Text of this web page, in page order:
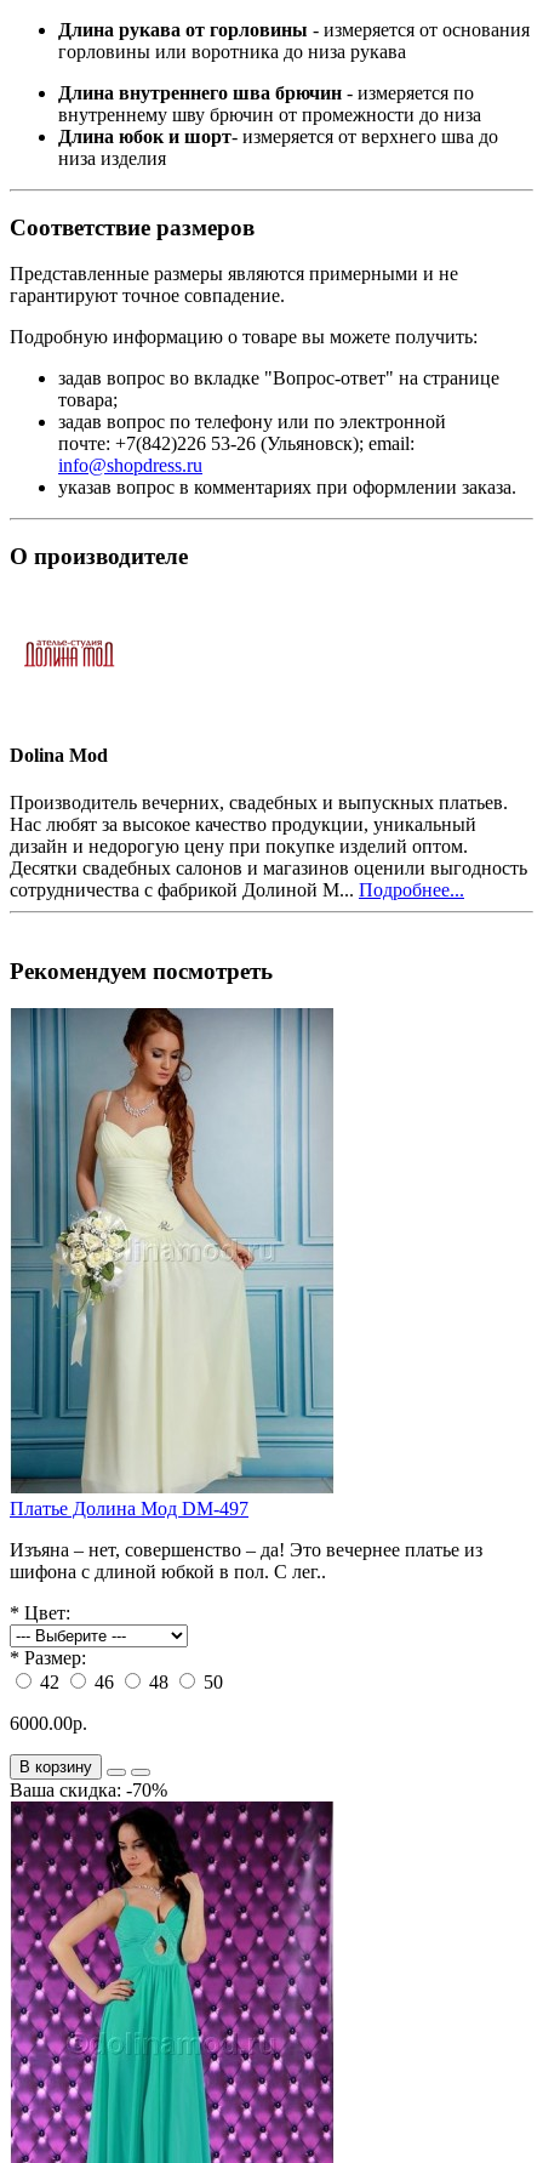
Длина рукава от горловины - измеряется от основания
горловины или воротника до низа рукава
Длина внутреннего шва брючин - измеряется по
внутреннему шву брючин от промежности до низа
Длина юбок и шорт- измеряется от верхнего шва до
низа изделия
Соответствие размеров
Представленные размеры являются примерными и не
гарантируют точное совпадение.
Подробную информацию о товаре вы можете получить:
задав вопрос во вкладке "Вопрос-ответ" на странице
товара;
задав вопрос по телефону или по электронной
почте: +7(842)226 53-26 (Ульяновск); email:
info@shopdress.ru
указав вопрос в комментариях при оформлении заказа.
О производителе
Dolina Mod
Производитель вечерних, свадебных и выпускных платьев.
Нас любят за высокое качество продукции, уникальный
дизайн и недорогую цену при покупке изделий оптом.
Десятки свадебных салонов и магазинов оценили выгодность
сотрудничества с фабрикой Долиной М... Подробнее...
Рекомендуем посмотреть
Платье Долина Мод DM-497
Изъяна – нет, совершенство – да! Это вечернее платье из
шифона с длиной юбкой в пол. С лег..
* Цвет:
* Размер:
42
46 48
50
6000.00р.
В корзину
Ваша скидка: -70%